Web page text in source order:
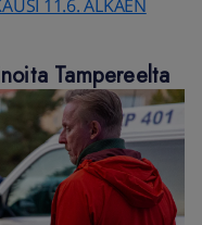
11.6. ALKAEN
Tampereelta